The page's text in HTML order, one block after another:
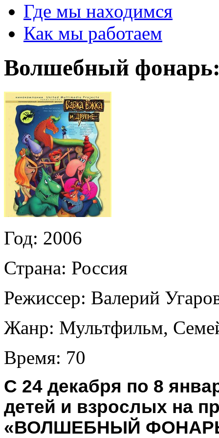
Где мы находимся
Как мы работаем
Волшебный
Год: 2006
Страна: Россия
Режиссер: Валерий
Жанр: Мультфильм,
Время: 70
С 24 декабря по 8
детей и взрослых на
«ВОЛШЕБНЫЙ